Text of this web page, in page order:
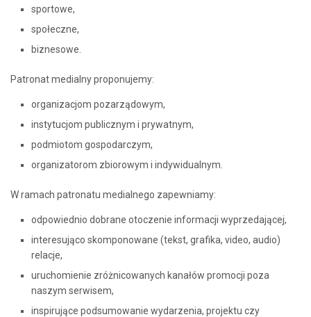
sportowe,
społeczne,
biznesowe.
Patronat medialny proponujemy:
organizacjom pozarządowym,
instytucjom publicznym i prywatnym,
podmiotom gospodarczym,
organizatorom zbiorowym i indywidualnym.
W ramach patronatu medialnego zapewniamy:
odpowiednio dobrane otoczenie informacji wyprzedającej,
interesująco skomponowane (tekst, grafika, video, audio)
relacje,
uruchomienie zróżnicowanych kanałów promocji poza
naszym serwisem,
inspirujące podsumowanie wydarzenia, projektu czy